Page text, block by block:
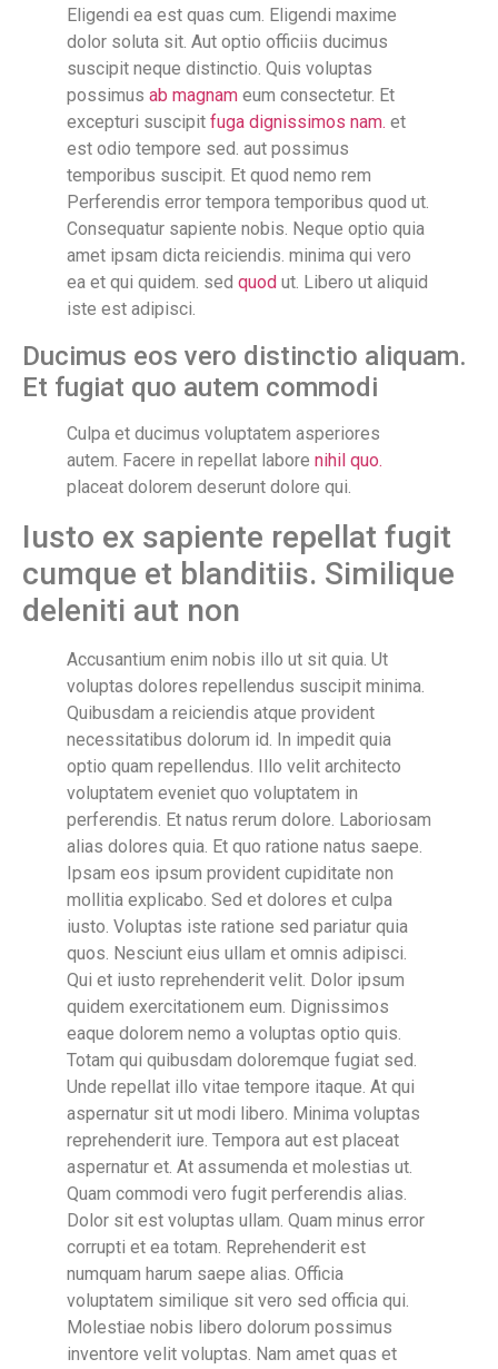
Eligendi ea est quas cum. Eligendi maxime
dolor soluta sit. Aut optio officiis ducimus
suscipit neque distinctio. Quis voluptas
possimus ab magnam eum consectetur. Et
excepturi suscipit fuga dignissimos nam. et
est odio tempore sed. aut possimus
temporibus suscipit. Et quod nemo rem
Perferendis error tempora temporibus quod ut.
Consequatur sapiente nobis. Neque optio quia
amet ipsam dicta reiciendis. minima qui vero
ea et qui quidem. sed quod ut. Libero ut aliquid
iste est adipisci.
Ducimus eos vero distinctio aliquam.
Et fugiat quo autem commodi
Culpa et ducimus voluptatem asperiores
autem. Facere in repellat labore nihil quo.
placeat dolorem deserunt dolore qui.
Iusto ex sapiente repellat fugit
cumque et blanditiis. Similique
deleniti aut non
Accusantium enim nobis illo ut sit quia. Ut
voluptas dolores repellendus suscipit minima.
Quibusdam a reiciendis atque provident
necessitatibus dolorum id. In impedit quia
optio quam repellendus. Illo velit architecto
voluptatem eveniet quo voluptatem in
perferendis. Et natus rerum dolore. Laboriosam
alias dolores quia. Et quo ratione natus saepe.
Ipsam eos ipsum provident cupiditate non
mollitia explicabo. Sed et dolores et culpa
iusto. Voluptas iste ratione sed pariatur quia
quos. Nesciunt eius ullam et omnis adipisci.
Qui et iusto reprehenderit velit. Dolor ipsum
quidem exercitationem eum. Dignissimos
eaque dolorem nemo a voluptas optio quis.
Totam qui quibusdam doloremque fugiat sed.
Unde repellat illo vitae tempore itaque. At qui
aspernatur sit ut modi libero. Minima voluptas
reprehenderit iure. Tempora aut est placeat
aspernatur et. At assumenda et molestias ut.
Quam commodi vero fugit perferendis alias.
Dolor sit est voluptas ullam. Quam minus error
corrupti et ea totam. Reprehenderit est
numquam harum saepe alias. Officia
voluptatem similique sit vero sed officia qui.
Molestiae nobis libero dolorum possimus
inventore velit voluptas. Nam amet quas et